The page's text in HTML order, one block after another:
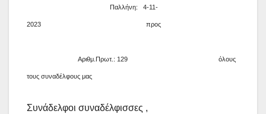
Παλλήνη: 4-11-
2023 προς
Αριθμ.Πρωτ.: 129 όλους
τους συναδέλφους μας
Συνάδελφοι συναδέλφισσες ,